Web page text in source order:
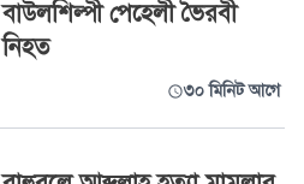
বাউলশিল্পী পেহেলী ভৈরবী
নিহত
৩০ মিনিট আগে